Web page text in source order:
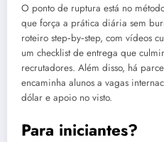
O ponto de ruptura está no
que força a prática diária sem
roteiro step‑by‑step, com vídeos
um checklist de entrega que
recrutadores. Além disso, há
encaminha alunos a vagas
dólar e apoio no visto.
Para iniciantes?